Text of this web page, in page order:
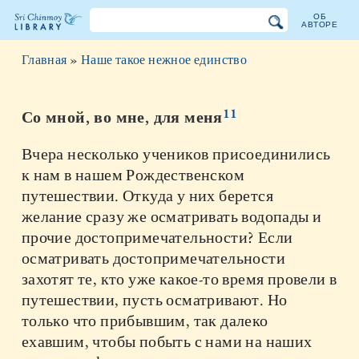
Библиотека
Чинмоя
ОБ
АВТОРЕ
Главная » Наше такое нежное единство
Со мной, во мне, для меня11
Вчера несколько учеников присоединились
к нам в нашем Рождественском
путешествии. Откуда у них берется
желание сразу же осматривать водопады и
прочие достопримечательности? Если
осматривать достопримечательности
захотят те, кто уже какое-то время провели в
путешествии, пусть осматривают. Но
только что прибывшим, так далеко
ехавшим, чтобы побыть с нами на наших